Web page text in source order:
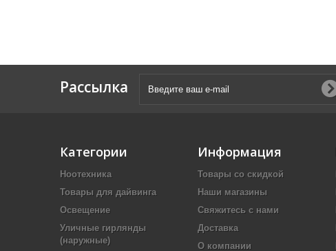
Рассылка
Категории
Ноотехника
Товары для дайвинга
Освещение
Уличные гирлянды
(наружные)
Информация
Товары со скидкой
Наши магазины
Свяжитесь с нами
Доставка
О компании